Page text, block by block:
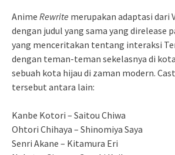
Anime Rewrite merupakan adaptasi dari
dengan judul yang sama yang direlease
yang menceritakan tentang interaksi
dengan teman-teman sekelasnya di
sebuah kota hijau di zaman modern.
tersebut antara lain:
Kanbe Kotori – Saitou Chiwa
Ohtori Chihaya – Shinomiya Saya
Senri Akane – Kitamura Eri